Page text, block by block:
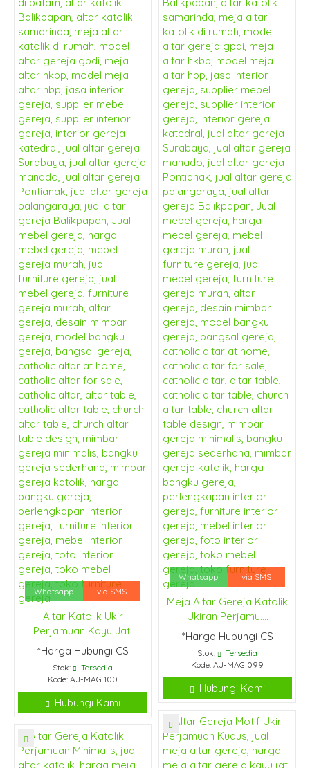
Whatsapp via SMS
Altar Katolik Ukir
Perjamuan Kayu Jati
*Harga Hubungi CS
Stok:
Tersedia
Kode: AJ-MAG 100
Hubungi Kami
Whatsapp via SMS
Meja Altar Gereja Katolik
Ukiran Perjamu....
*Harga Hubungi CS
Stok:
Tersedia
Kode: AJ-MAG 099
Hubungi Kami